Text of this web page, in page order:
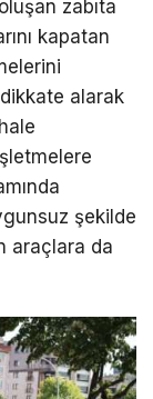
zabıta
kapatan
dikkate alarak
şekilde
araçlara da